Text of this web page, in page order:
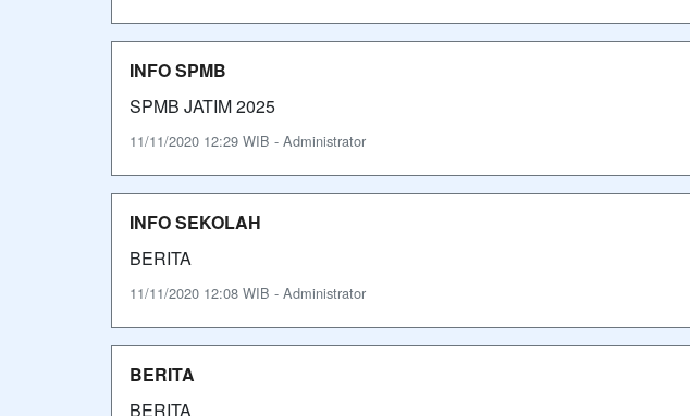
INFO SPMB
SPMB JATIM 2025
11/11/2020 12:29 WIB - Administrator
INFO SEKOLAH
BERITA
11/11/2020 12:08 WIB - Administrator
BERITA
BERITA